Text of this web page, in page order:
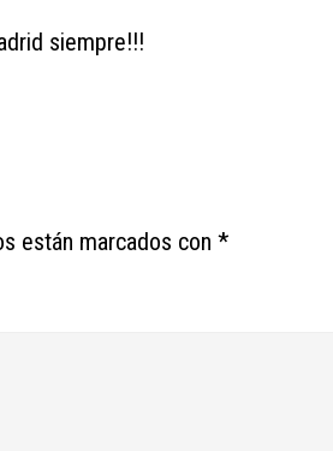
siempre!!!
están marcados con *